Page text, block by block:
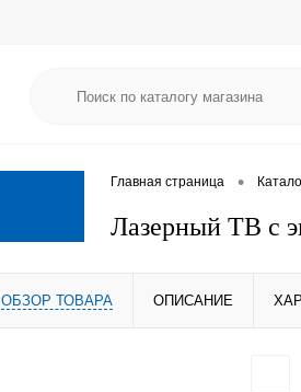
Главная страница •
Лазерный ТВ с
ОБЗОР ТОВАРА ОПИСАНИЕ